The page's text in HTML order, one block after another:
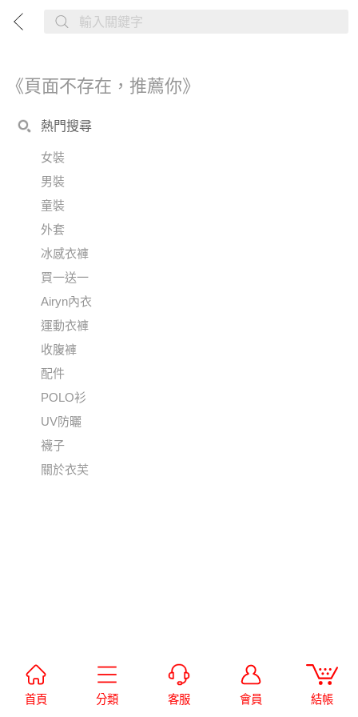
首頁 分類 客服 會員 結帳
《頁面不存在，推薦你》
熱門搜尋
女裝
男裝
童裝
外套
冰感衣褲
買一送一
Airyn內衣
運動衣褲
收腹褲
配件
POLO衫
UV防曬
襪子
關於衣芙